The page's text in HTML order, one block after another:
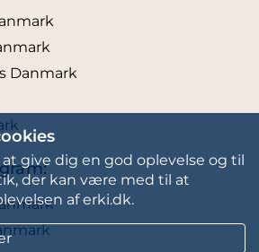
Danmark
give dig en god oplevelse og til
der kan være med til at
af erki.dk.